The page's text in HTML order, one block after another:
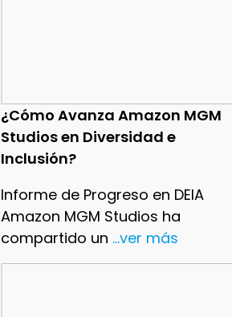
¿Cómo Avanza Amazon MGM
Studios en Diversidad e
Inclusión?
Informe de Progreso en DEIA
Amazon MGM Studios ha
compartido un ...ver más